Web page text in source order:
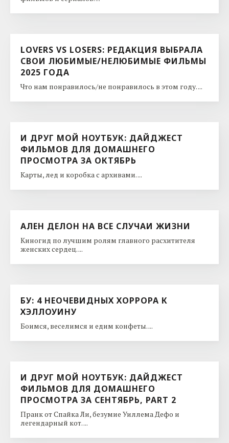
LOVERS VS LOSERS: РЕДАКЦИЯ ВЫБРАЛА
СВОИ ЛЮБИМЫЕ/НЕЛЮБИМЫЕ ФИЛЬМЫ
2025 ГОДА
Что нам понравилось/не понравилось в этом году. ...
И ДРУГ МОЙ НОУТБУК: ДАЙДЖЕСТ
ФИЛЬМОВ ДЛЯ ДОМАШНЕГО
ПРОСМОТРА ЗА ОКТЯБРЬ
Карты, лед и коробка с архивами. ...
АЛЕН ДЕЛОН НА ВСЕ СЛУЧАИ ЖИЗНИ
Киногид по лучшим ролям главного расхитителя
женских сердец. ...
БУ: 4 НЕОЧЕВИДНЫХ ХОРРОРА К
ХЭЛЛОУИНУ
Боимся, веселимся и едим конфеты. ...
И ДРУГ МОЙ НОУТБУК: ДАЙДЖЕСТ
ФИЛЬМОВ ДЛЯ ДОМАШНЕГО
ПРОСМОТРА ЗА СЕНТЯБРЬ, PART 2
Пранк от Спайка Ли, безумие Уиллема Дефо и
легендарный кот. ...